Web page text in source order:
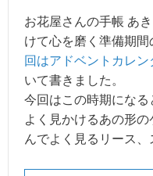
お花屋さんの手帳 あ
けて心を磨く準備期間
回はアドベントカレ
いて書きました。
今回はこの時期にな
よく見かけるあの形
んでよく見るリース、